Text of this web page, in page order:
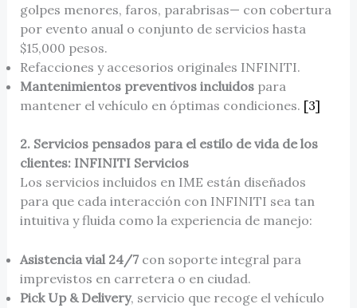
golpes menores, faros, parabrisas— con cobertura
por evento anual o conjunto de servicios hasta
$15,000 pesos.
Refacciones y accesorios originales INFINITI.
Mantenimientos preventivos incluidospara
mantener el vehículo en óptimas condiciones. [3]
2. Servicios pensados para el estilo de vida de los
clientes: INFINITI Servicios
Los servicios incluidos en IME están diseñados
para que cada interacción con INFINITI sea tan
intuitiva y fluida como la experiencia de manejo:
Asistencia vial 24/7con soporte integral para
imprevistos en carretera o en ciudad.
Pick Up & Delivery, servicio que recoge el vehículo